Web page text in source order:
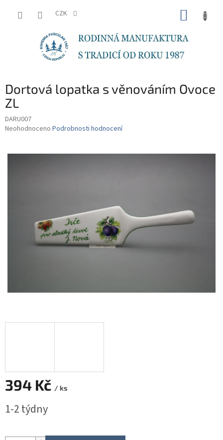
CZK
Dortová lopatka s věnováním Ovoce
ZL
DARU007
Průměrné
je
Neohodnoceno Podrobnosti hodnocení
394 Kč / ks
cena:
1-2 týdny